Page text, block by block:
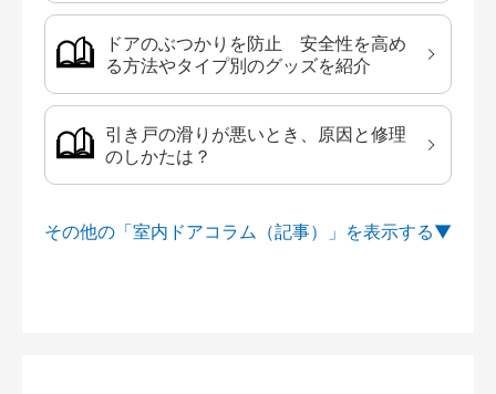
ドアのぶつかりを防止 安全性を高め
る方法やタイプ別のグッズを紹介
引き戸の滑りが悪いとき、原因と修理
のしかたは？
その他の「室内ドアコラム（記事）」を